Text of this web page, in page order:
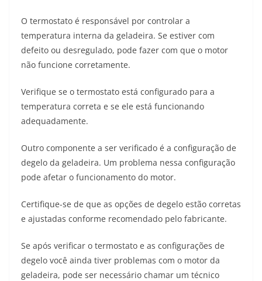
O termostato é responsável por controlar a
temperatura interna da geladeira. Se estiver com
defeito ou desregulado, pode fazer com que o motor
não funcione corretamente.
Verifique se o termostato está configurado para a
temperatura correta e se ele está funcionando
adequadamente.
Outro componente a ser verificado é a configuração de
degelo da geladeira. Um problema nessa configuração
pode afetar o funcionamento do motor.
Certifique-se de que as opções de degelo estão corretas
e ajustadas conforme recomendado pelo fabricante.
Se após verificar o termostato e as configurações de
degelo você ainda tiver problemas com o motor da
geladeira, pode ser necessário chamar um técnico